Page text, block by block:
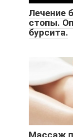
Лечение
стопы.
бурсита.